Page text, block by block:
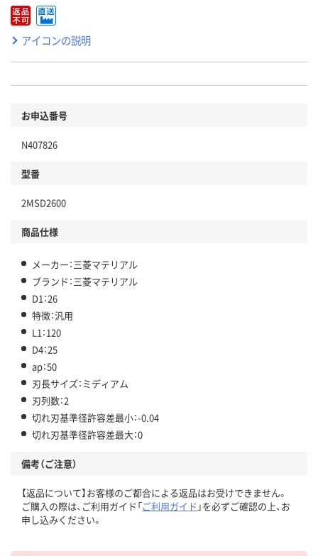
アイコンの説明
お申込番号
N407826
型番
2MSD2600
商品仕様
メーカー：三菱マテリアル
ブランド：三菱マテリアル
D1：26
特徴：汎用
L1：120
D4：25
ap：50
刃長サイズ：ミディアム
刃列数：2
切れ刃基準径許容差最小：-0.04
切れ刃基準径許容差最大：0
備考（ご注意）
【返品について】お客様のご都合による返品はお受けできません。
ご購入の際は、ご利用ガイド「ご利用ガイド 」を必ずご確認の上、お
申し込みください。